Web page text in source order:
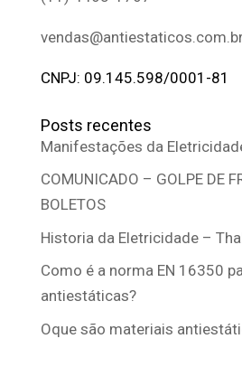
CNPJ: 09.145.598/0001-81
Posts recentes
Manifestações da
COMUNICADO – GOLPE DE
BOLETOS
Historia da Eletricidade –
Como é a norma EN 16350
antiestáticas?
Oque são materiais